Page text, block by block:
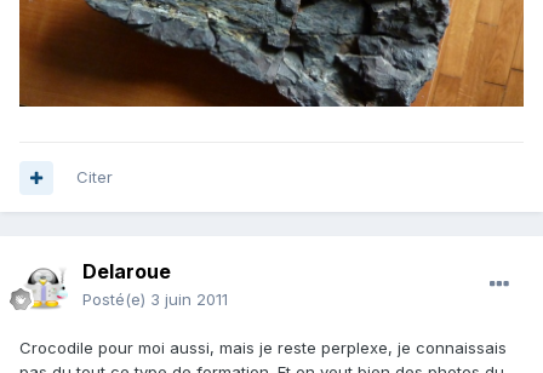
Citer
Delaroue
Posté(e) 3 juin 2011
Crocodile pour moi aussi, mais je reste perplexe, je connaissais